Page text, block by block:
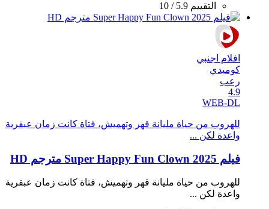
التقييم 5.9 / 10
افلام اجنبي
كوميدي
رعب
4.9
WEB-DL
للهروب من حياة مليانة قهر وتهميش، فتاة كانت زمان عبقرية
واعدة لكن ...
فيلم Super Happy Fun Clown 2025 مترجم HD
للهروب من حياة مليانة قهر وتهميش، فتاة كانت زمان عبقرية
واعدة لكن ...